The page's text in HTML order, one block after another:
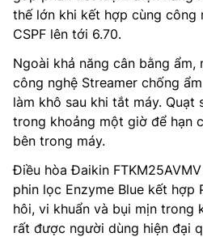
thế lớn khi kết hợp cùng công
CSPF lên tới 6.70.
Ngoài khả năng cân bằng
công nghệ Streamer chống
làm khô sau khi tắt máy.
trong khoảng một giờ để hạn
bên trong máy.
Điều hòa Đaikin
phin lọc Enzyme Blue kết hợp
hôi, vi khuẩn và bụi mịn trong
rất được người dùng hiện đại